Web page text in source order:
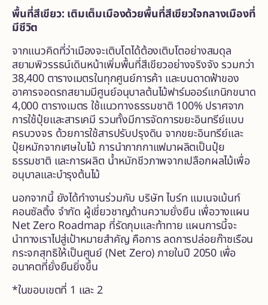
พื้นที่สีเขียว: เติมเต็มเมืองด้วยพื้นที่สีเขียวใจกลางเมืองที่
มีชีวิต
จากแนวคิดที่ว่าเมืองจะเติบโตได้ต้องเติบโตอย่างสมดุล
สยามพิวรรธน์เดินหน้าเพิ่มพื้นที่สีเขียวอย่างจริงจัง รวมกว่า
38,400 ตารางเมตรในทุกศูนย์การค้า และบนดาดฟ้าของ
อาคารจอดรถสยามมีศูนย์อนุบาลต้นไม้ฟาร์มออร์แกนิกขนาด
4,000 ตารางเมตร ใช้แนวทางธรรมชาติ 100% ปราศจาก
การใช้ปุ๋ยและสารเคมี รวมทั้งมีการจัดการขยะอินทรีย์แบบ
ครบวงจร ด้วยการใช้สารปรับปรุงดิน จากขยะอินทรีย์และ
ปุ๋ยหมักจากเศษใบไม้ การนำกากกาแฟมาผลิตเป็นปุ๋ย
ธรรมชาติ และการผลิต น้ำหมักชีวภาพจากเปลือกผลไม้เพื่อ
อนุบาลและบำรุงต้นไม้
นอกจากนี้ ยังได้ทำงานร่วมกับ บริษัท ไบร์ท แมเนจเม้นท์
คอนซัลติ้ง จำกัด ผู้เชี่ยวชาญด้านความยั่งยืน เพื่อวางแผน
Net Zero Roadmap ที่รัดกุมและท้าทาย แผนการนี้จะ
นำทางเราไปสู่เป้าหมายสำคัญ คือการ ลดการปล่อยก๊าซเรือน
กระจกสุทธิให้เป็นศูนย์ (Net Zero) ภายในปี 2050 เพื่อ
อนาคตที่ยั่งยืนยิ่งขึ้น
*ในขอบเขตที่ 1 และ 2